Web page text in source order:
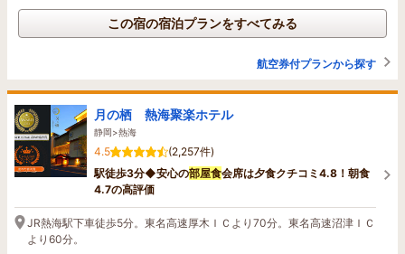
この宿の宿泊プランをすべてみる
航空券付プランから探す
月の栖 熱海聚楽ホテル
静岡>熱海
4.5
(2,257件)
駅徒歩3分◆安心の部屋食会席は夕食クチコミ4.8！朝食
4.7の高評価
JR熱海駅下車徒歩5分。東名高速厚木ＩＣより70分。東名高速沼津ＩＣ
より60分。